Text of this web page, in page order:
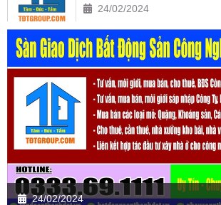
24/02/2024
24/02/2024